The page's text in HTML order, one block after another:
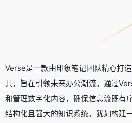
Verse是一款由印象笔记团队精心打
具，旨在引领未来办公潮流。通过
和管理数字化内容，确保信息流既有
结构化且强大的知识系统，犹如构建